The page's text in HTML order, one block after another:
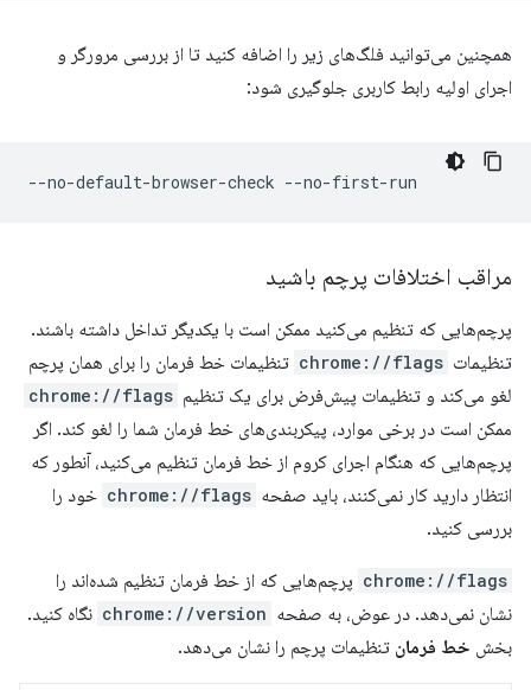
همچنین می‌توانید فلگ‌های زیر را اضافه کنید تا از بررسی مرورگر و
اجرای اولیه رابط کاربری جلوگیری شود:
مراقب اختلافات پرچم باشید
پرچم‌هایی که تنظیم می‌کنید ممکن است با یکدیگر تداخل داشته باشند.
تنظیمات chrome://flags تنظیمات خط فرمان را برای همان پرچم
لغو می‌کند و تنظیمات پیش‌فرض برای یک تنظیم chrome://flags
ممکن است در برخی موارد، پیکربندی‌های خط فرمان شما را لغو کند. اگر
پرچم‌هایی که هنگام اجرای کروم از خط فرمان تنظیم می‌کنید، آنطور که
انتظار دارید کار نمی‌کنند، باید صفحه chrome://flags خود را
بررسی کنید.
chrome://flags پرچم‌هایی که از خط فرمان تنظیم شده‌اند را
نشان نمی‌دهد. در عوض، به صفحه chrome://version نگاه کنید.
بخش خط فرمان تنظیمات پرچم را نشان می‌دهد.